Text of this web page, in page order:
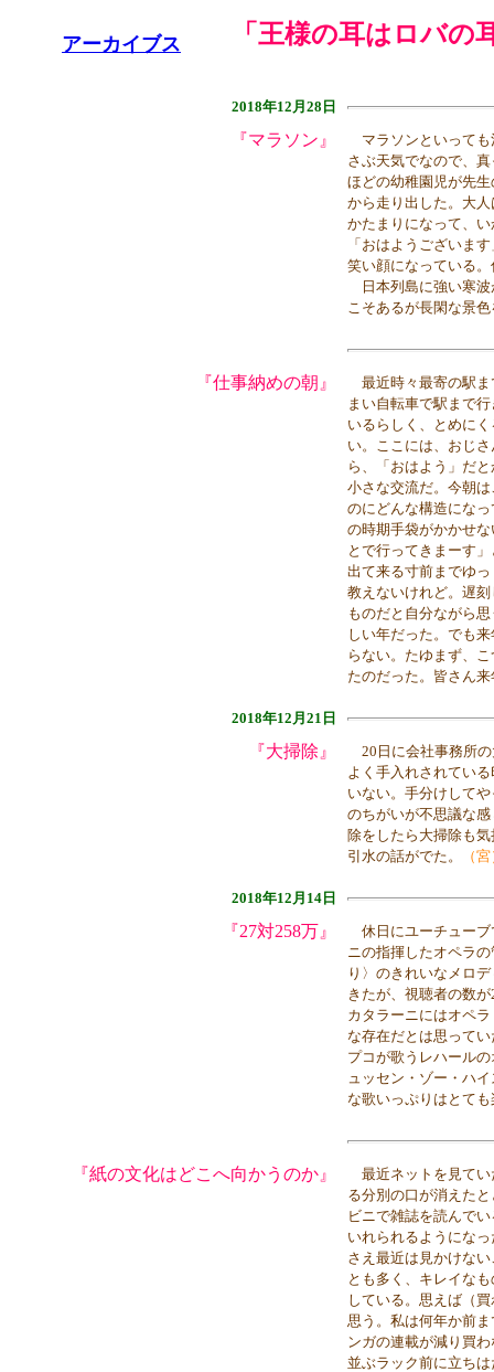
アーカイブス 「王様の耳はロバの
2018年12月28日
『マラソン』
マラソンといっても
さぶ天気でなので、
ほどの幼稚園児が先
から走り出した。大
かたまりになって、
「おはようございま
笑い顔になっている
日本列島に強い寒波
こそあるが長閑な景
『仕事納めの朝』
最近時々最寄の駅ま
まい自転車で駅まで
いるらしく、とめに
い。ここには、おじ
ら、「おはよう」だ
小さな交流だ。今朝
のにどんな構造にな
の時期手袋がかかせ
とで行ってきまーす
出て来る寸前までゆ
教えないけれど。遅
ものだと自分ながら
しい年だった。でも
らない。たゆまず、
たのだった。皆さん
2018年12月21日
『大掃除』
20日に会社事務所の
よく手入れされてい
いない。手分けして
のちがいが不思議な
除をしたら大掃除も
引水の話がでた。
（
2018年12月14日
『27対258万』
休日にユーチューブ
ニの指揮したオペラ
り〉のきれいなメロ
きたが、視聴者の数
カタラーニにはオペ
な存在だとは思って
プコが歌うレハール
ュッセン・ゾー・ハ
な歌いっぷりはとて
『紙の文化はどこへ向かうのか』
最近ネットを見てい
る分別の口が消えた
ビニで雑誌を読んで
いれられるようにな
さえ最近は見かけな
とも多く、キレイな
している。思えば（
思う。私は何年か前
ンガの連載が減り買
並ぶラック前に立ち